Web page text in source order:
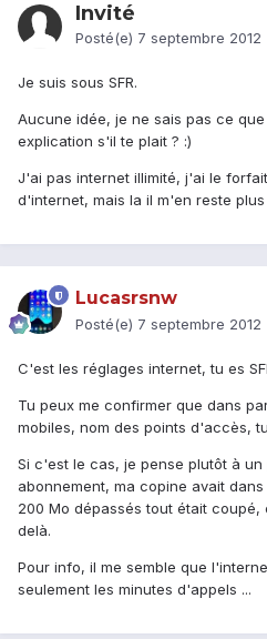
Invité
Posté(e) 7 septembre 2012
Je suis sous SFR.
Aucune idée, je ne sais pas ce que
explication s'il te plait ? :)
J'ai pas internet illimité, j'ai le
d'internet, mais la il m'en reste
Lucasrsnw
Posté(e) 7 septembre 2012
C'est les réglages internet, tu es
Tu peux me confirmer que dans
mobiles, nom des points d'accès,
Si c'est le cas, je pense plutôt à un
abonnement, ma copine avait
200 Mo dépassés tout était
delà.
Pour info, il me semble que
seulement les minutes d'appels ...